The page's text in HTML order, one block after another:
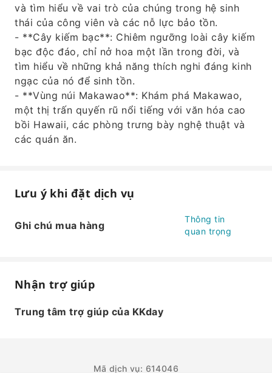
và tìm hiểu về vai trò của chúng trong hệ sinh
thái của công viên và các nỗ lực bảo tồn.
- **Cây kiếm bạc**: Chiêm ngưỡng loài cây kiếm
bạc độc đáo, chỉ nở hoa một lần trong đời, và
tìm hiểu về những khả năng thích nghi đáng kinh
ngạc của nó để sinh tồn.
- **Vùng núi Makawao**: Khám phá Makawao,
một thị trấn quyến rũ nổi tiếng với văn hóa cao
bồi Hawaii, các phòng trưng bày nghệ thuật và
các quán ăn.
Lưu ý khi đặt dịch vụ
Ghi chú mua hàng
Thông tin
quan trọng
Nhận trợ giúp
Trung tâm trợ giúp của KKday
Mã dịch vụ: 614046